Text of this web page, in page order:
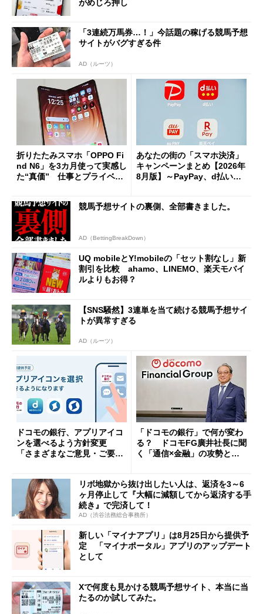
がめじろ押し
「3連続万馬券…！」今話題の稼げる競馬予想
サイトがバグすぎる件
AD（ルーツ）
折りたたみスマホ「OPPO Fi
nd N6」を3カ月使って実感し
た“真価” 仕事とプライベー
あなたの街の「スマホ決済」
キャンペーンまとめ【2026年
8月版】～PayPay、d払い、a
競馬予想サイトの裏側、全部書きました。
AD（BettingBreakDown）
UQ mobileとY!mobileの「セット割なし」新
割引を比較 ahamo、LINEMO、楽天モバイ
ルよりもお得？
【SNS騒然】3連単を当て続ける競馬予想サイ
トが異常すぎる
AD（ルーツ）
ドコモの銀行、アプリアイコ
ンを選べるよう方針変更
「さまざまなご意見・ご要望
「ドコモの銀行」で何が変わ
る？ ドコモFG廣井社長に聞
く「通信×金融」の攻勢とグ
リボ地獄から抜け出したい人は、返済を3～6
ヶ月停止して『大幅に減額してから返済する手
続き』で完済して！
AD（渋谷法務総合事務所）
新しい「マイナアプリ」は8月25日から提供予
定 「マイナポータル」アプリのアップデート
として
Xで何度も見かける競馬予想サイト、本当に当
たるのか試してみた。